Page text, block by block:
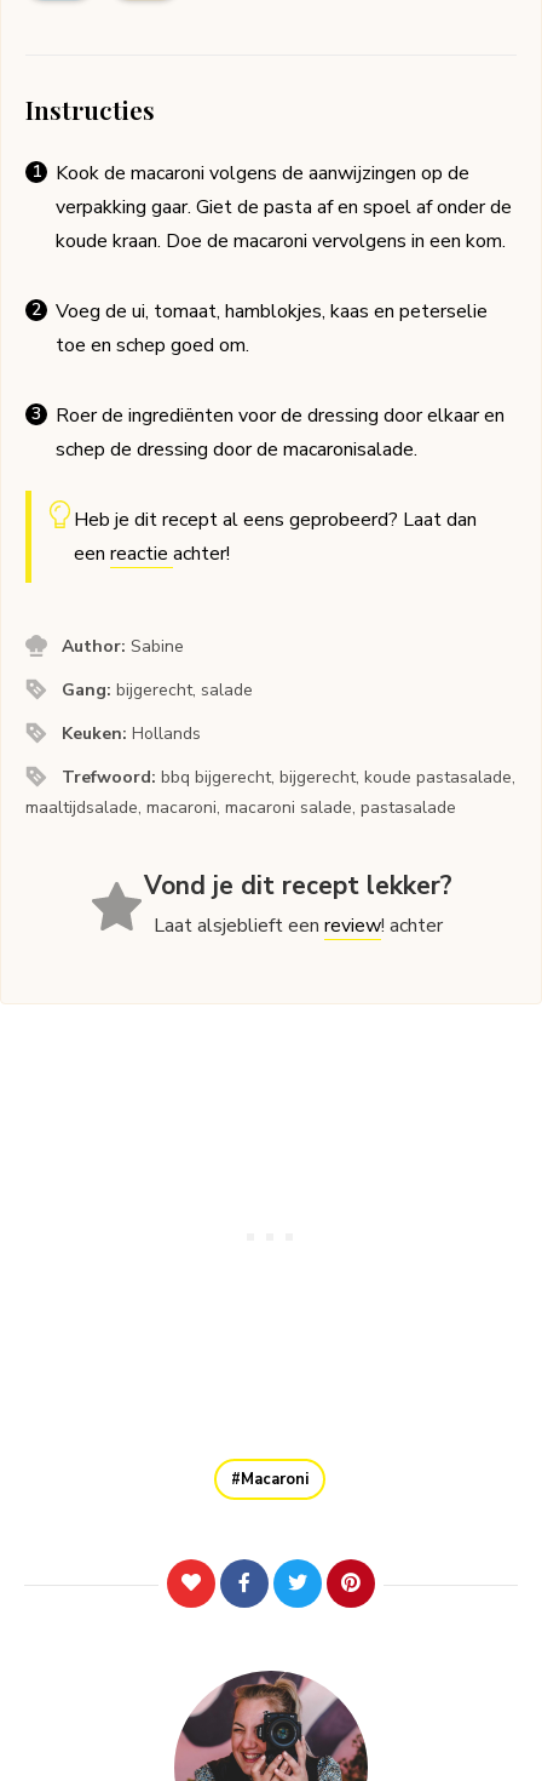
Instructies
Kook de macaroni volgens de aanwijzingen op de
verpakking gaar. Giet de pasta af en spoel af onder de
koude kraan. Doe de macaroni vervolgens in een kom.
Voeg de ui, tomaat, hamblokjes, kaas en peterselie
toe en schep goed om.
Roer de ingrediënten voor de dressing door elkaar en
schep de dressing door de macaronisalade.
Heb je dit recept al eens geprobeerd? Laat dan
een reactie achter!
Author:Sabine
Gang:bijgerecht, salade
Keuken:Hollands
Trefwoord:bbq bijgerecht, bijgerecht, koude pastasalade,
maaltijdsalade, macaroni, macaroni salade, pastasalade
Vond je dit recept lekker?
Laat alsjeblieft eenreview! achter
Macaroni